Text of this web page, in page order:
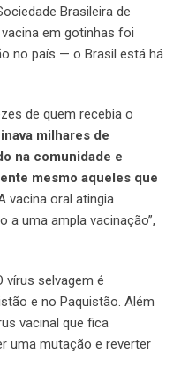
Brasileira de
em gotinhas foi
no país — o Brasil está há
de quem recebia o
milhares de
na comunidade e
mesmo aqueles que
vacina oral atingia
a uma ampla vacinação”,
vírus selvagem é
e no Paquistão. Além
vacinal que fica
uma mutação e reverter